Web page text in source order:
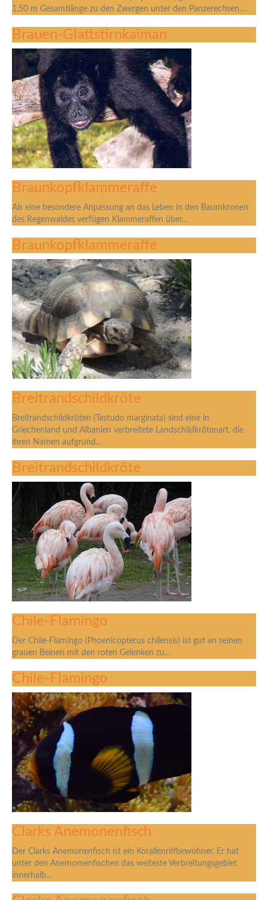
1,50 m Gesamtlänge zu den Zwergen unter den Panzerechsen,…
Brauen-Glattstirnkaiman
Braunkopfklammeraffe
Als eine besondere Anpassung an das Leben in den Baumkronen
des Regenwaldes verfügen Klammeraffen über…
Braunkopfklammeraffe
Breitrandschildkröte
Breitrandschildkröten (Testudo marginata) sind eine in
Griechenland und Albanien verbreitete Landschildkrötenart, die
ihren Namen aufgrund…
Breitrandschildkröte
Chile-Flamingo
Der Chile-Flamingo (Phoenicopterus chilensis) ist gut an seinen
grauen Beinen mit den roten Gelenken zu…
Chile-Flamingo
Clarks Anemonenfisch
Der Clarks Anemonenfisch ist ein Korallenriffbewohner. Er hat
unter den Anemomenfischen das weiteste Verbreitungsgebiet
innerhalb…